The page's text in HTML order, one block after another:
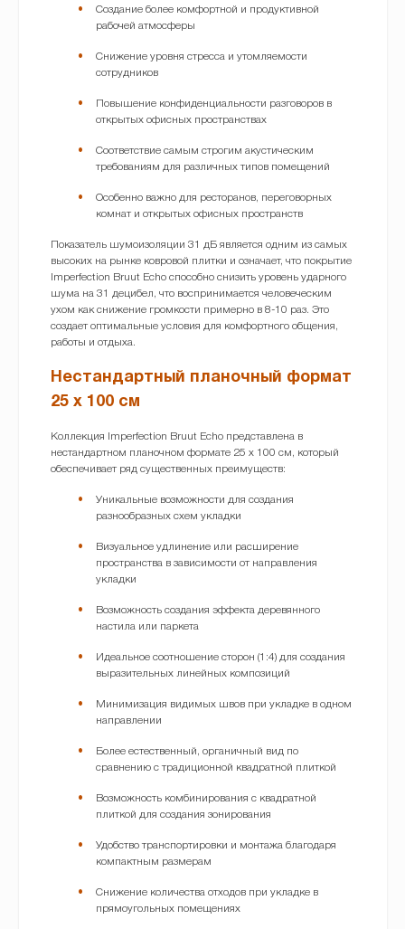
Создание более комфортной и продуктивной
рабочей атмосферы
Снижение уровня стресса и утомляемости
сотрудников
Повышение конфиденциальности разговоров в
открытых офисных пространствах
Соответствие самым строгим акустическим
требованиям для различных типов помещений
Особенно важно для ресторанов, переговорных
комнат и открытых офисных пространств
Показатель шумоизоляции 31 дБ является одним из самых
высоких на рынке ковровой плитки и означает, что покрытие
Imperfection Bruut Echo способно снизить уровень ударного
шума на 31 децибел, что воспринимается человеческим
ухом как снижение громкости примерно в 8-10 раз. Это
создает оптимальные условия для комфортного общения,
работы и отдыха.
Нестандартный планочный формат
25 x 100 см
Коллекция Imperfection Bruut Echo представлена в
нестандартном планочном формате 25 x 100 см, который
обеспечивает ряд существенных преимуществ:
Уникальные возможности для создания
разнообразных схем укладки
Визуальное удлинение или расширение
пространства в зависимости от направления
укладки
Возможность создания эффекта деревянного
настила или паркета
Идеальное соотношение сторон (1:4) для создания
выразительных линейных композиций
Минимизация видимых швов при укладке в одном
направлении
Более естественный, органичный вид по
сравнению с традиционной квадратной плиткой
Возможность комбинирования с квадратной
плиткой для создания зонирования
Удобство транспортировки и монтажа благодаря
компактным размерам
Снижение количества отходов при укладке в
прямоугольных помещениях